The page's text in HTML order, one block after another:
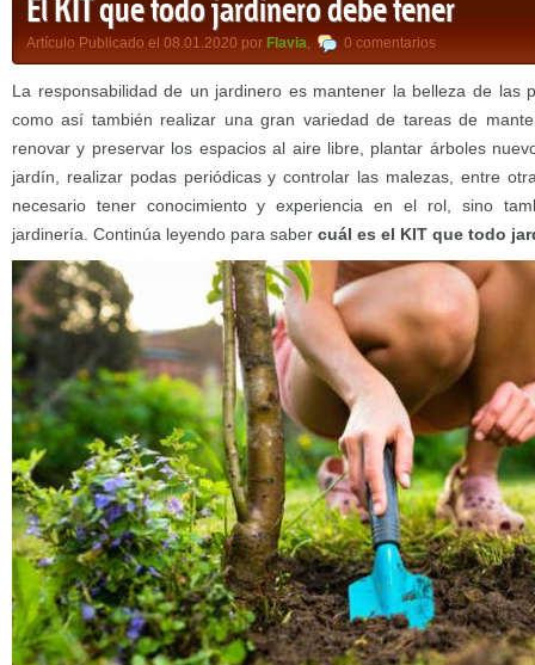
El KIT que todo jardinero debe tener
Artículo Publicado el 08.01.2020 por Flavia, 0 comentarios
La responsabilidad de un jardinero es mantener la belleza de las
como así también realizar una gran variedad de tareas de
renovar y preservar los espacios al aire libre, plantar árboles
jardín, realizar podas periódicas y controlar las malezas, entre
necesario tener conocimiento y experiencia en el rol, sino
jardinería. Continúa leyendo para saber cuál es el KIT que todo